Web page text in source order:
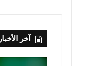
آخر الأخبار